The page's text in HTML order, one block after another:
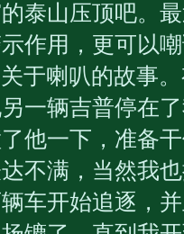
泰山压顶吧。
作用，更可以
于喇叭的故事
一辆吉普停在
了他一下，准备
不满，当然我
车开始追逐，